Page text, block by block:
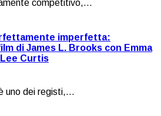
competitivo,...
imperfetta:
di James L. Brooks con Emma
Lee Curtis
uno dei registi,...